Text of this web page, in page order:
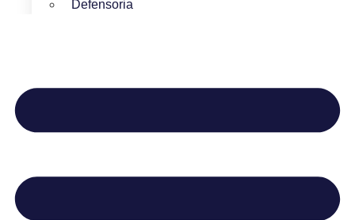
Defensoria